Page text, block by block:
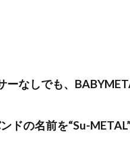
なしでも、
ドの名前を“Su-